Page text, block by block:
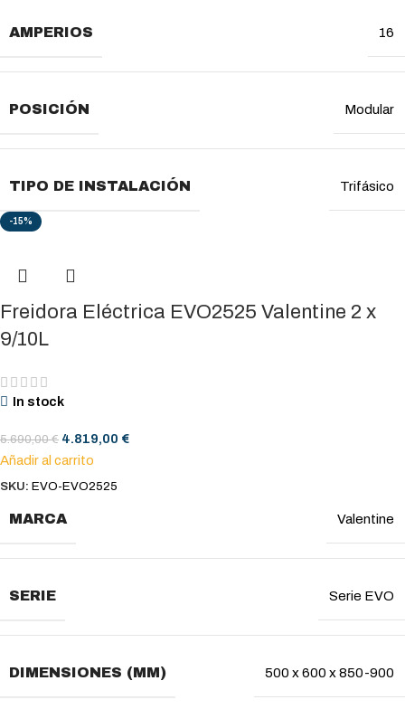
AMPERIOS 16
POSICIÓN Modular
TIPO DE INSTALACIÓN Trifásico
-15%
Freidora Eléctrica EVO2525 Valentine 2 x
9/10L
In stock
5.690,00€ 4.819,00 €
Añadir al carrito
SKU: EVO-EVO2525
MARCA Valentine
SERIE Serie EVO
DIMENSIONES (MM) 500 x 600 x 850-900